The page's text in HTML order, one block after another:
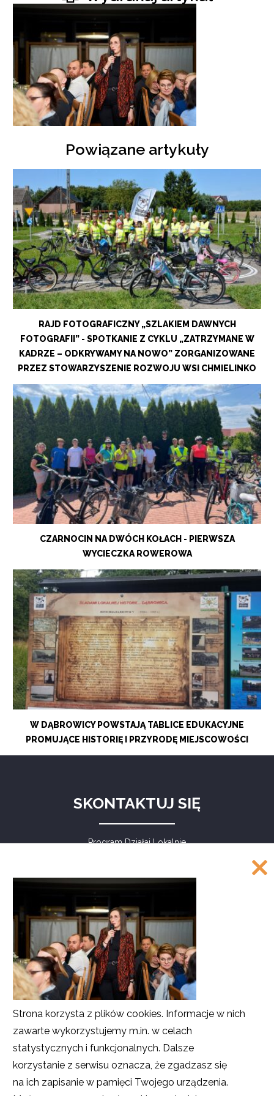
Powiązane artykuły
RAJD FOTOGRAFICZNY „SZLAKIEM DAWNYCH
FOTOGRAFII” - SPOTKANIE Z CYKLU „ZATRZYMANE W
KADRZE – ODKRYWAMY NA NOWO” ZORGANIZOWANE
PRZEZ STOWARZYSZENIE ROZWOJU WSI CHMIELINKO
CZARNOCIN NA DWÓCH KOŁACH - PIERWSZA
WYCIECZKA ROWEROWA
W DĄBROWICY POWSTAJĄ TABLICE EDUKACYJNE
PROMUJĄCE HISTORIĘ I PRZYRODĘ MIEJSCOWOŚCI
SKONTAKTUJ SIĘ
Program Działaj Lokalnie
00-590 Warszawa
Faks: 226220211
COPYRIGHT
©Akademia Rozwoju Filantropii w Polsce
Projekt i realizacja SMULTRON
Strona korzysta z plików cookies. Informacje w nich
zawarte wykorzystujemy m.in. w celach
statystycznych i funkcjonalnych. Dalsze
korzystanie z serwisu oznacza, że zgadzasz się
na ich zapisanie w pamięci Twojego urządzenia.